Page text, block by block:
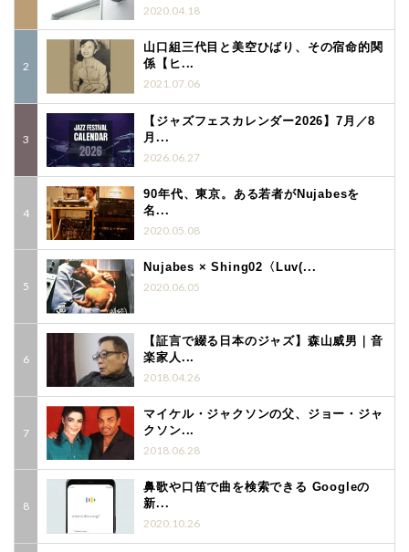
2020.04.18
山口組三代目と美空ひばり、その宿命的関
係【ヒ...
2021.07.06
【ジャズフェスカレンダー2026】7月／8
月...
2026.06.27
90年代、東京。ある若者がNujabesを
名...
2020.05.08
Nujabes × Shing02〈Luv(...
2020.06.05
【証言で綴る日本のジャズ】森山威男｜音
楽家人...
2018.04.26
マイケル・ジャクソンの父、ジョー・ジャ
クソン...
2018.06.28
鼻歌や口笛で曲を検索できる Googleの
新...
2020.10.26